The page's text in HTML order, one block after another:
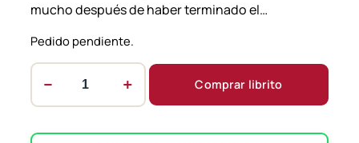
mucho después de haber terminado el…
Pedido pendiente.
J
− + Comprar librito